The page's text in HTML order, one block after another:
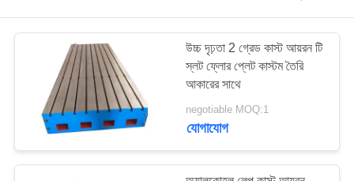
পণ্য
আমাদের
সম্পর্কে
কারখানা
যথার্থ পৃষ্ঠতল প্লেট
153
উচ্চ দৃঢ়তা 2 গ্রেড কাস্ট আয়রন টি
স্লট ফ্লোর প্লেট কাস্টম তৈরি
আকারের সাথে
negotiable MOQ:1
যোগাযোগ